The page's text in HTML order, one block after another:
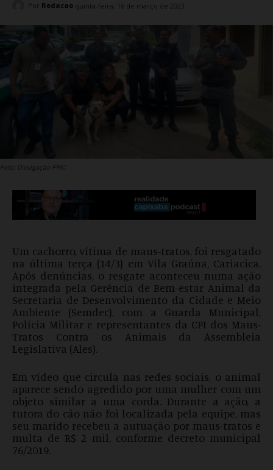
Por Redacao quinta-feira, 16 de março de 2023
Foto: Divulgação PMC
Um cachorro, vítima de maus-tratos, foi resgatado
na última terça (14/3) em Vila Graúna, Cariacica.
Após denúncias, o resgate aconteceu numa ação
integrada pela Gerência de Bem-estar Animal da
Secretaria de Desenvolvimento da Cidade e Meio
Ambiente (Semdec), com a Guarda Municipal,
Polícia Militar e representantes da CPI dos Maus-
Tratos Contra os Animais da Assembleia
Legislativa (Ales).
Em vídeo que circula nas redes sociais, o animal
aparece sendo agredido por uma mulher com um
objeto similar a uma corda. Durante a ação, a
tutora do cão não foi localizada pela equipe, mas
seu marido recebeu a autuação por maus-tratos e
multa de R$ 2 mil, conforme decreto municipal
76/2019.